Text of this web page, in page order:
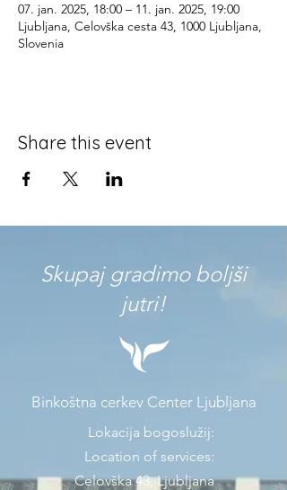
07. jan. 2025, 18:00 – 11. jan. 2025, 19:00
Ljubljana, Celovška cesta 43, 1000 Ljubljana,
Slovenia
Share this event
Skupaj gradimo boljši
jutri!
Binkoštna cerkev Center Ljubljana
Lokacija bogoslužij:
Location of services:
Celovška 43, Ljubljana